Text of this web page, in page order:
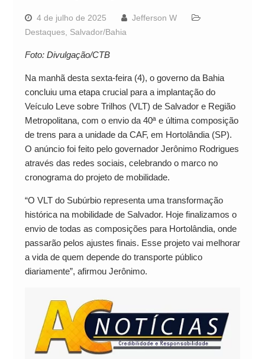
4 de julho de 2025
Jefferson W
Destaques, Salvador/Bahia
Foto: Divulgação/CTB
Na manhã desta sexta-feira (4), o governo da Bahia
concluiu uma etapa crucial para a implantação do
Veículo Leve sobre Trilhos (VLT) de Salvador e Região
Metropolitana, com o envio da 40ª e última composição
de trens para a unidade da CAF, em Hortolândia (SP).
O anúncio foi feito pelo governador Jerônimo Rodrigues
através das redes sociais, celebrando o marco no
cronograma do projeto de mobilidade.
“O VLT do Subúrbio representa uma transformação
histórica na mobilidade de Salvador. Hoje finalizamos o
envio de todas as composições para Hortolândia, onde
passarão pelos ajustes finais. Esse projeto vai melhorar
a vida de quem depende do transporte público
diariamente”, afirmou Jerônimo.